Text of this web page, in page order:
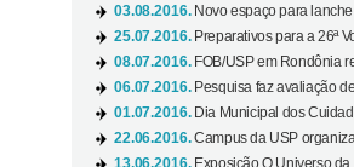
03.08.2016. Novo espaço para
25.07.2016. Preparativos para a 26ª
08.07.2016. FOB/USP em Rondônia
06.07.2016. Pesquisa faz avaliação
01.07.2016. Dia Municipal dos
22.06.2016.Campus da USP
13.06.2016. Exposição O Universo